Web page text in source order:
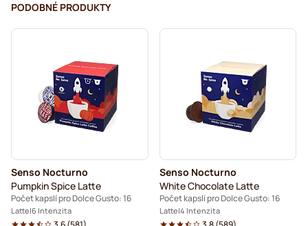
Odvápnění a údržba pro Dolce Gusto
Segafredo kávové kapsle pro Dolce Gusto
Café René kávové kapsle pro Dolce Gusto
Caffè Borbone pro Dolce Gusto
Gimoka kapsle pro Dolce Gusto Pro Dolce Gusto®
Starbucks® kapsle pro Dolce Gusto
PODOBNÉ PRODUKTY
Senso Nocturno
Pumpkin Spice Latte
Počet kapslí pro Dolce Gusto: 16
Latte 6 Intenzita
Senso Nocturno
White Chocolate Latte
Počet kapslí pro Dolce Gusto: 16
Latte 4 Intenzita